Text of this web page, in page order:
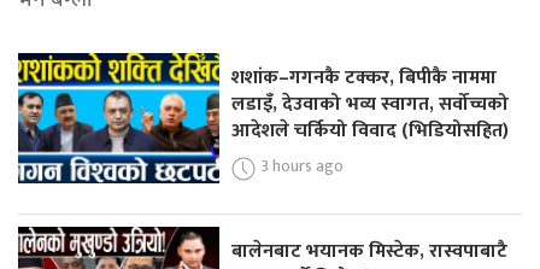
शशांक–गगनकै टक्कर, बिपीकै नाममा
लडाइँ, देउवाको भव्य स्वागत, सर्वोच्चको
आदेशले चर्कियो विवाद (भिडियोसहित)
3 hours ago
बालेनबाट भयानक मिस्टेक, रास्वपाबाटै